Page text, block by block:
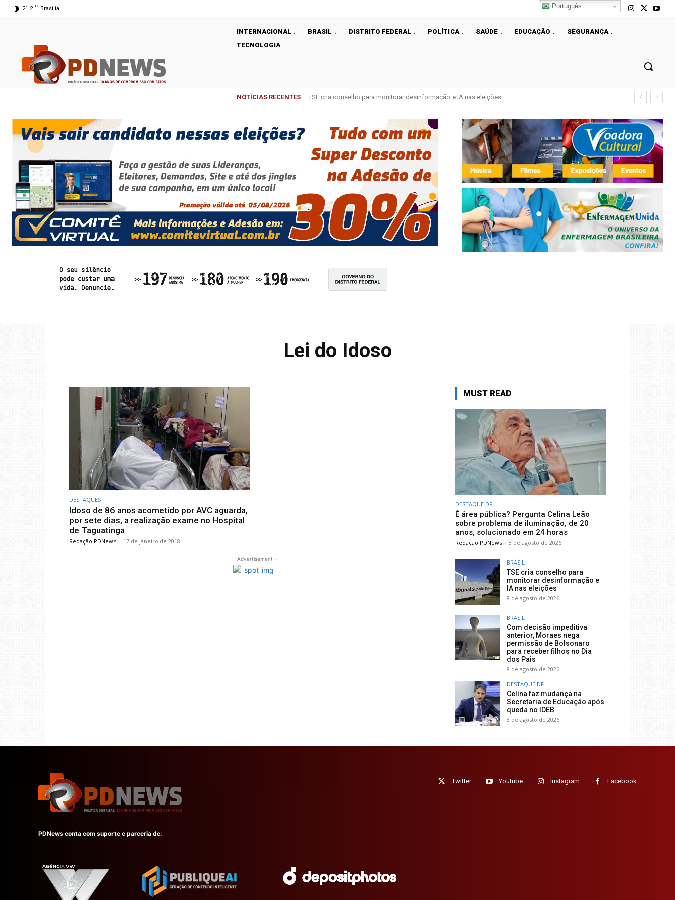
21.2 C Brasília
INTERNACIONAL BRASIL DISTRITO FEDERAL POLÍTICA SAÚDE EDUCAÇÃO
SEGURANÇA
TECNOLOGIA
NOTÍCIAS RECENTES TSE cria conselho para monitorar desinformação e IA nas eleições
Lei do Idoso
DESTAQUES
Idoso de 86 anos acometido por AVC aguarda,
por sete dias, a realização exame no Hospital
de Taguatinga
Redação PDNews - 17 de janeiro de 2018
- Advertisement -
MUST READ
DESTAQUE DF
É área pública? Pergunta Celina Leão
sobre problema de iluminação, de 20
anos, solucionado em 24 horas
Redação PDNews - 8 de agosto de 2026
BRASIL
TSE cria conselho para
monitorar desinformação e
IA nas eleições
8 de agosto de 2026
BRASIL
Com decisão impeditiva
anterior, Moraes nega
permissão de Bolsonaro
para receber filhos no Dia
dos Pais
8 de agosto de 2026
DESTAQUE DF
Celina faz mudança na
Secretaria de Educação após
queda no IDEB
8 de agosto de 2026
Twitter Youtube Instagram Facebook
PDNews conta com suporte e parceria de:
Português